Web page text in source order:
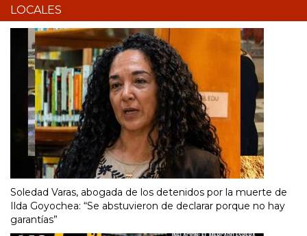
LOCALES
Soledad Varas, abogada de los detenidos por la muerte de
Ilda Goyochea: “Se abstuvieron de declarar porque no hay
garantías”